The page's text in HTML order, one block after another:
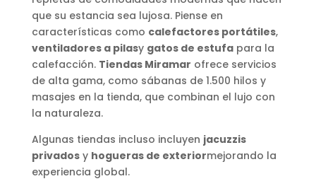
que su estancia sea lujosa. Piense en
características como calefactores portátiles,
ventiladores a pilasy gatos de estufapara la
calefacción. Tiendas Miramar ofrece servicios
de alta gama, como sábanas de 1.500 hilos y
masajes en la tienda, que combinan el lujo con
la naturaleza.
Algunas tiendas incluso incluyen jacuzzis
privadosy hogueras de exteriormejorando la
experiencia global.